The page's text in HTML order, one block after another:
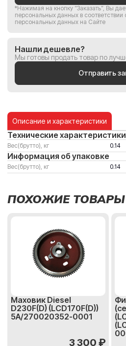
*Нажимая на кнопку “Заказать”, Вы
персональных данных в соответствии
персональных данных на Сайте
Нашли дешевле?
Мы готовы продать товар по
Отправить
Описание и характеристики
Технические характеристики
Вес(брутто), кг 0.14
Информация об упаковке
Вес(брутто), кг 0.14
ПОХОЖИЕ ТОВАРЫ
Маховик Diesel
D230F(D) (LCD170F(D))
5A/270020352-0001
3 300 ₽